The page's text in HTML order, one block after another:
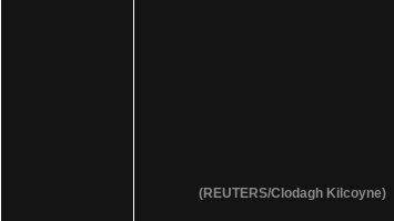
(REUTERS/Clodagh Kilcoyne)